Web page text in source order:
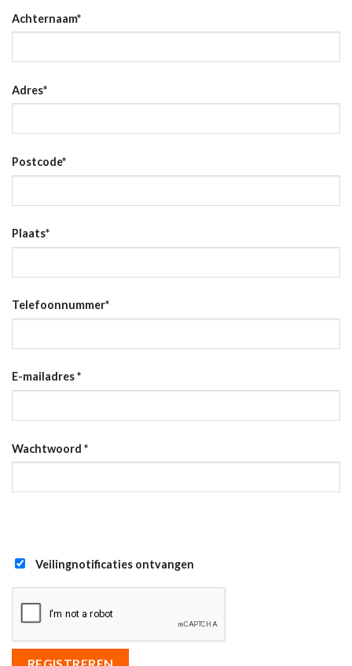
Achternaam*
Adres*
Postcode*
Plaats*
Telefoonnummer*
E-mailadres*
Wachtwoord *
Veilingnotificaties ontvangen